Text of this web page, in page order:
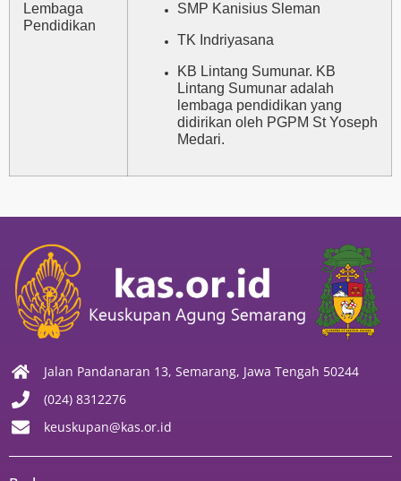
Lembaga
Pendidikan
SMP Kanisius Sleman
TK Indriyasana
KB Lintang Sumunar. KB
Lintang Sumunar adalah
lembaga pendidikan yang
didirikan oleh PGPM St Yoseph
Medari.
Jalan Pandanaran 13, Semarang, Jawa Tengah 50244
(024) 8312276
keuskupan@kas.or.id